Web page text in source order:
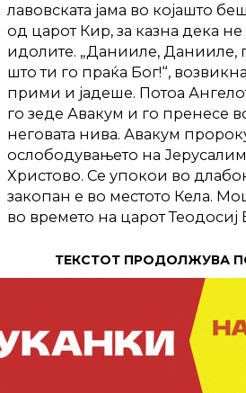
лавовската јама во којашто
од царот Кир, за казна дека
идолите. „Данииле, Данииле,
што ти го праќа Бог!“,
прими и јадеше. Потоа
го зеде Авакум и го пренесе
неговата нива. Авакум
ослободувањето на
Христово. Се упокои во
закопан е во местото Кела.
во времето на царот Теодосиј
ТЕКСТОТ ПРОДОЛЖУВА